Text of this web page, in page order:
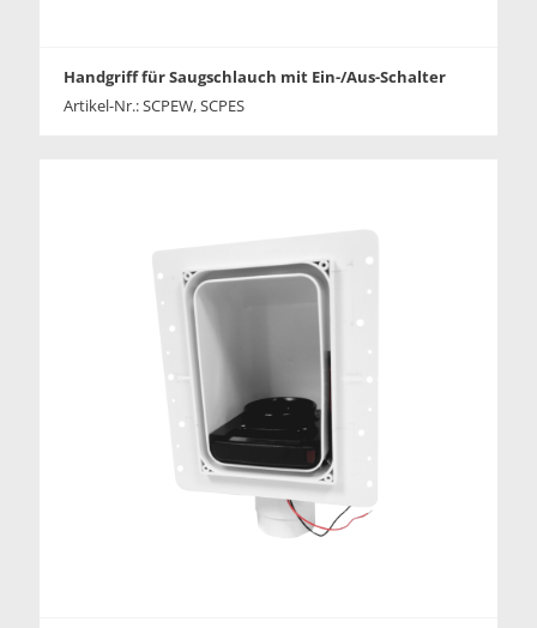
Handgriff für Saugschlauch mit Ein-/Aus-Schalter
Artikel-Nr.: SCPEW, SCPES